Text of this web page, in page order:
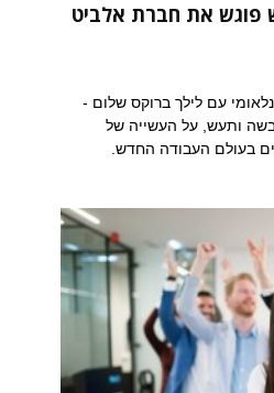
פוגש את חברת אלביט
עם לילך ברוקס שלום -
ותעש, על העשייה של
בעולם העבודה החדש.